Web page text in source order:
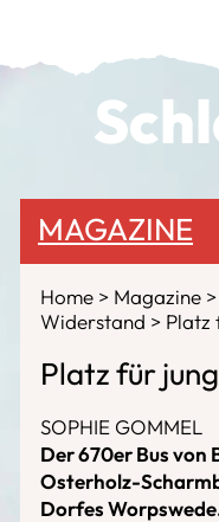
MAGAZINE
Home Magazine
Widerstand
Platz
Platz für
SOPHIE GOMMEL
Der 670er Bus von
Osterholz-
Dorfes